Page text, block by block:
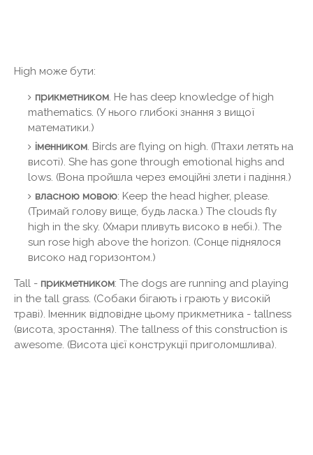
High може бути:
прикметником. He has deep knowledge of high
mathematics. (У нього глибокі знання з вищої
математики.)
іменником. Birds are flying on high. (Птахи летять на
висоті). She has gone through emotional highs and
lows. (Вона пройшла через емоційні злети і падіння.)
власною мовою: Keep the head higher, please.
(Тримай голову вище, будь ласка.) The clouds fly
high in the sky. (Хмари пливуть високо в небі.). The
sun rose high above the horizon. (Сонце піднялося
високо над горизонтом.)
Tall - прикметником: The dogs are running and playing
in the tall grass. (Собаки бігають і грають у високій
траві). Іменник відповідне цьому прикметника - tallness
(висота, зростання). The tallness of this construction is
awesome. (Висота цієї конструкції приголомшлива).